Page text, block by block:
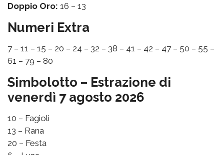
Doppio Oro: 16 – 13
Numeri Extra
7 – 11 – 15 – 20 – 24 – 32 – 38 – 41 – 42 – 47 – 50 – 55 –
61 – 79 – 80
Simbolotto – Estrazione di
venerdì 7 agosto 2026
10 – Fagioli
13 – Rana
20 – Festa